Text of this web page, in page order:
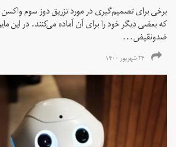
برخی برای تصمیم‌گیری در مورد تزریق دوز سوم واکسن
که بعضی دیگر خود را برای آن آماده می‌کنند. در این
ضدونقیض...
۲۴ شهریور ۱۴۰۰